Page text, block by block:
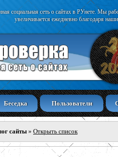
социальная сеть о сайтах в РУнете. Мы
увеличивается ежедневно благодаря
Беседка Пользователи
сайты » Открыть список